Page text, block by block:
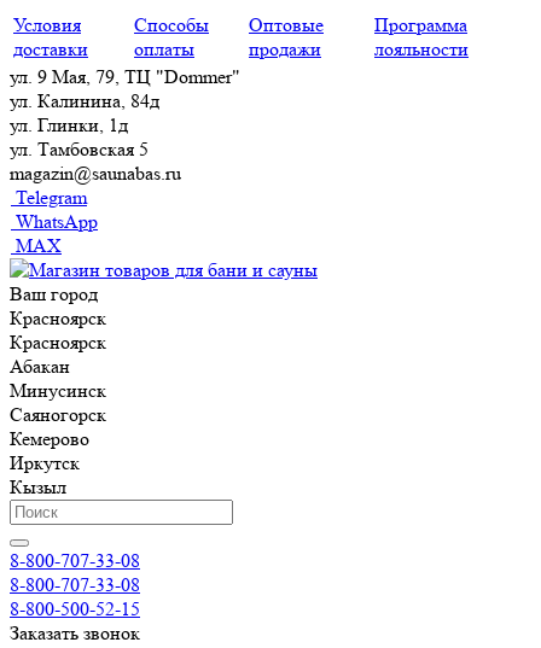
Условия
доставки
Способы
оплаты
Оптовые
продажи
Программа
лояльности
ул. 9 Мая, 79, ТЦ "Dommer"
ул. Калинина, 84д
ул. Глинки, 1д
ул. Тамбовская 5
magazin@saunabas.ru
Telegram
WhatsApp
MAX
Ваш город
Красноярск
Красноярск
Абакан
Минусинск
Саяногорск
Кемерово
Иркутск
Кызыл
8-800-707-33-08
8-800-707-33-08
8-800-500-52-15
Заказать звонок